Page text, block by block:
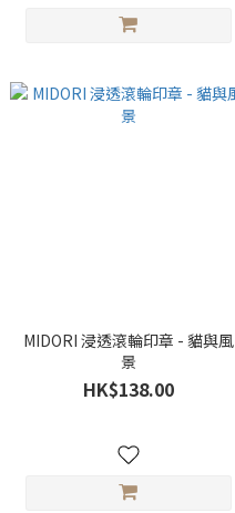
MIDORI 浸透滾輪印章 - 貓與風
景
HK$138.00